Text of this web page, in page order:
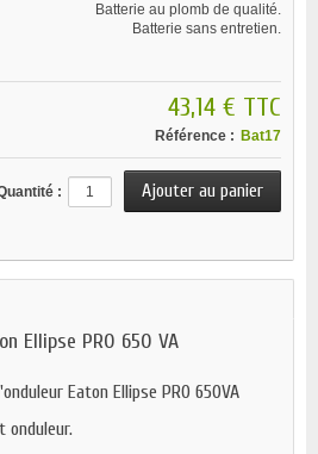
Batterie au plomb de qualité.
Batterie sans entretien.
43,14 € TTC
Référence : Bat17
:
Ellipse PRO 650 VA
Eaton Ellipse PRO 650VA
onduleur.